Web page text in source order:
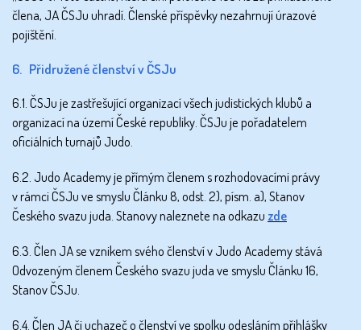
člena, JA ČSJu uhradí. Členské příspěvky nezahrnují úrazové
pojištění.
6. Přidružené členství v ČSJu
6.1. ČSJu je zastřešující organizací všech judistických klubů a
organizací na území České republiky. ČSJu je pořadatelem
oficiálních turnajů Judo.
6.2. Judo Academy je přímým členem s rozhodovacími právy
v rámci ČSJu ve smyslu Článku 8, odst. 2), písm. a), Stanov
Českého svazu juda. Stanovy naleznete na odkazu zde
6.3. Člen JA se vznikem svého členství v Judo Academy stává
Odvozeným členem Českého svazu juda ve smyslu Článku 16,
Stanov ČSJu.
6.4. Člen JA či uchazeč o členství ve spolku odesláním přihlášky